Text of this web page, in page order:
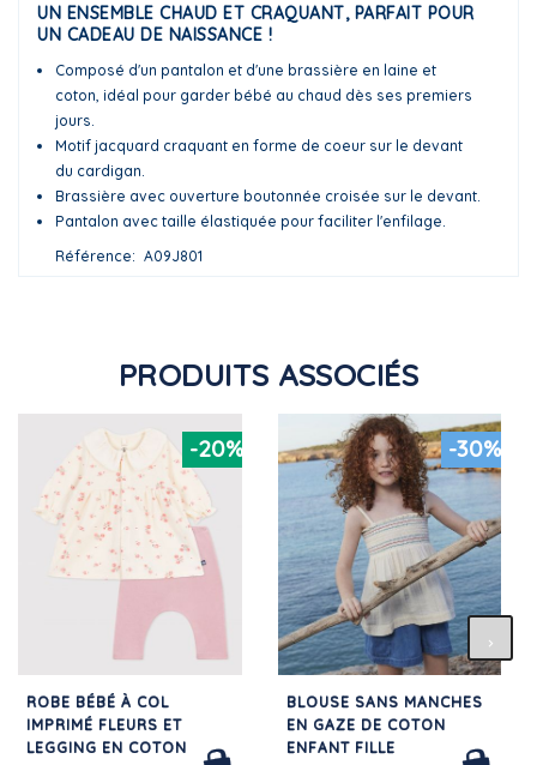
UN ENSEMBLE CHAUD ET CRAQUANT, PARFAIT POUR
UN CADEAU DE NAISSANCE !
Composé d'un pantalon et d'une brassière en laine et
coton, idéal pour garder bébé au chaud dès ses premiers
jours.
Motif jacquard craquant en forme de coeur sur le devant
du cardigan.
Brassière avec ouverture boutonnée croisée sur le devant.
Pantalon avec taille élastiquée pour faciliter l'enfilage.
Référence
A09J801
PRODUITS ASSOCIÉS
-20%
ROBE BÉBÉ À COL
IMPRIMÉ FLEURS ET
LEGGING EN COTON
-30%
BLOUSE SANS MANCHES
EN GAZE DE COTON
ENFANT FILLE